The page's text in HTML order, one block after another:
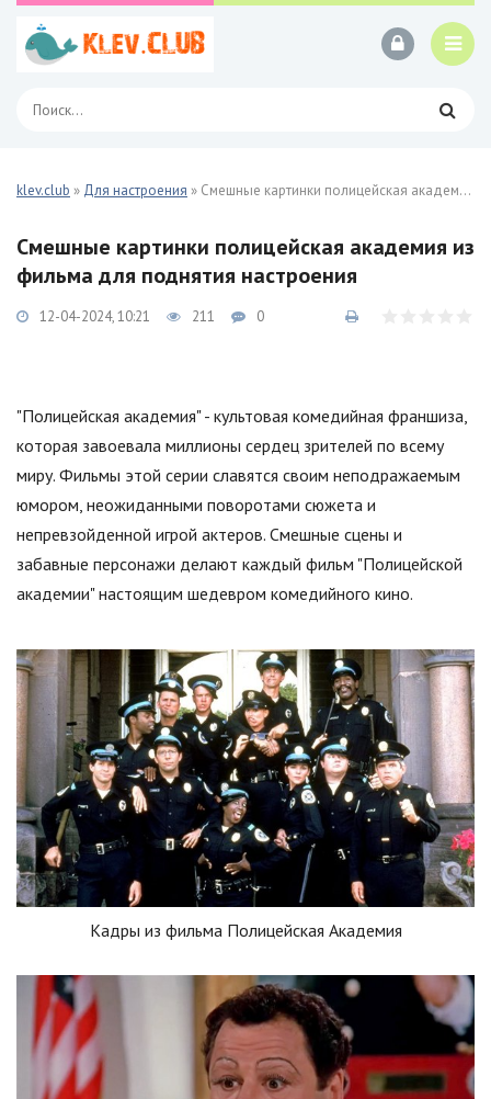
klev.club » Для настроения » Смешные картинки полицейская академия из фильма 25 фото
Смешные картинки полицейская академия из
фильма для поднятия настроения
12-04-2024, 10:21 211 0
"Полицейская академия" - культовая комедийная франшиза,
которая завоевала миллионы сердец зрителей по всему
миру. Фильмы этой серии славятся своим неподражаемым
юмором, неожиданными поворотами сюжета и
непревзойденной игрой актеров. Смешные сцены и
забавные персонажи делают каждый фильм "Полицейской
академии" настоящим шедевром комедийного кино.
Кадры из фильма Полицейская Академия